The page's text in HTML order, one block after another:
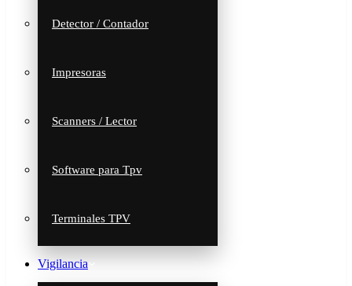
Detector / Contador
Impresoras
Scanners / Lector
Software para Tpv
Terminales TPV
Vigilancia